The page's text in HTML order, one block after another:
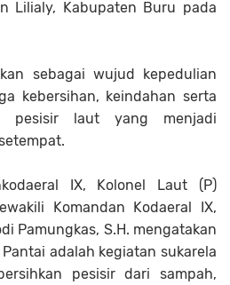
Lilialy, Kabupaten Buru pada
sebagai wujud kepedulian
kebersihan, keindahan serta
pesisir laut yang menjadi
IX, Kolonel Laut (P)
Komandan Kodaeral IX,
Pamungkas, S.H. mengatakan
adalah kegiatan sukarela
pesisir dari sampah,